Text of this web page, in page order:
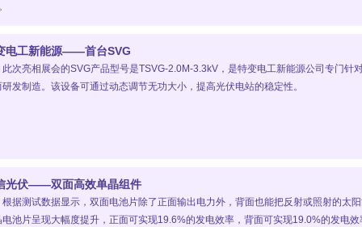
电工新能源——首台SVG
此次亮相展会的SVG产品型号是TSVG-2.0M-3.3kV，是特变电工新能源公司专门针
研发制造。该设备可通过动态调节无功大小，提高光伏电站的稳定性。
光伏——双面高效单晶组件
根据测试数据显示，双面电池片除了正面输出电力外，背面也能把反射或照射的太
电池片呈现大幅度提升，正面可实现19.6%的发电效率，背面可实现19.0%的发电